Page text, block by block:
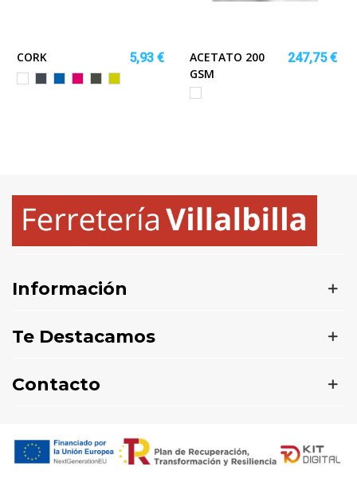
CORK
5,93 €
ACETATO 200
GSM
247,75 €
Información
Te Destacamos
Contacto